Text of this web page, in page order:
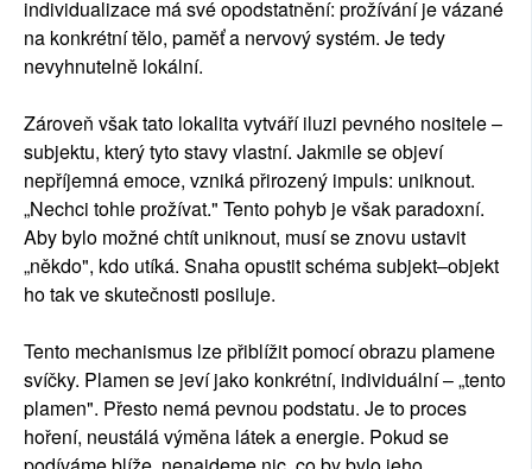
individualizace má své opodstatnění: prožívání je vázané
na konkrétní tělo, paměť a nervový systém. Je tedy
nevyhnutelně lokální.
Zároveň však tato lokalita vytváří iluzi pevného nositele –
subjektu, který tyto stavy vlastní. Jakmile se objeví
nepříjemná emoce, vzniká přirozený impuls: uniknout.
„Nechci tohle prožívat." Tento pohyb je však paradoxní.
Aby bylo možné chtít uniknout, musí se znovu ustavit
„někdo", kdo utíká. Snaha opustit schéma subjekt–objekt
ho tak ve skutečnosti posiluje.
Tento mechanismus lze přiblížit pomocí obrazu plamene
svíčky. Plamen se jeví jako konkrétní, individuální – „tento
plamen". Přesto nemá pevnou podstatu. Je to proces
hoření, neustálá výměna látek a energie. Pokud se